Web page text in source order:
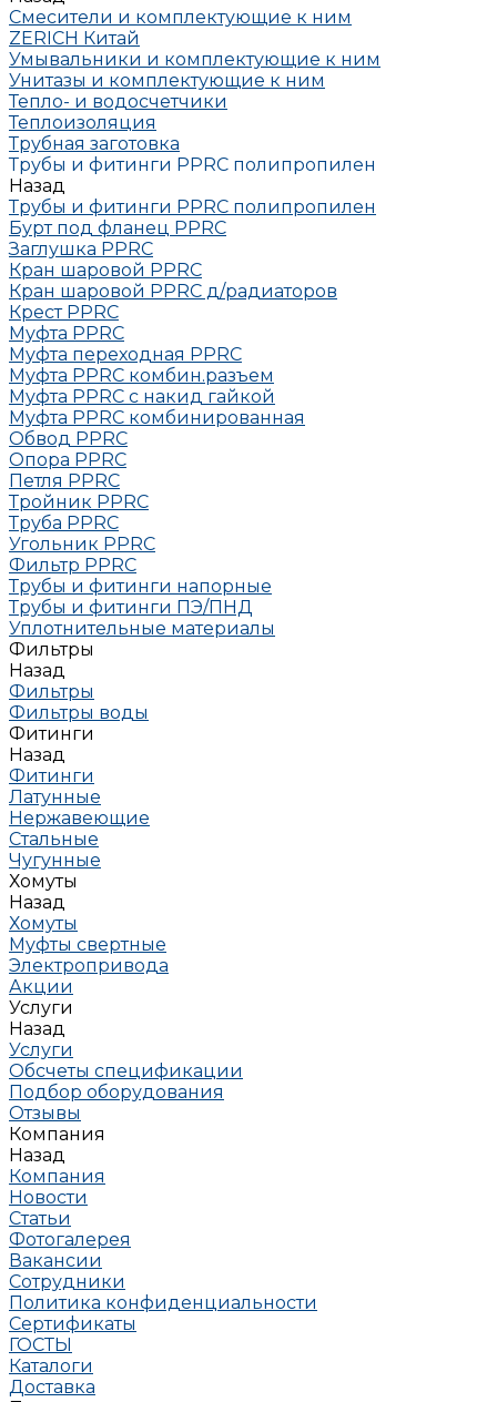
Смесители и комплектующие к ним
ZERICH Китай
Умывальники и комплектующие к ним
Унитазы и комплектующие к ним
Тепло- и водосчетчики
Теплоизоляция
Трубная заготовка
Трубы и фитинги PPRC полипропилен
Назад
Трубы и фитинги PPRC полипропилен
Бурт под фланец РРRC
Заглушка РРRC
Кран шаровой PPRC
Кран шаровой PPRC д/радиаторов
Крест PPRC
Муфта PPRC
Муфта переходная PPRC
Муфта РРRC комбин.разъем
Муфта PPRC с накид гайкой
Муфта РРRC комбинированная
Обвод РРRC
Опора РРRC
Петля РРRC
Тройник РРRC
Труба РРRC
Угольник РРRC
Фильтр PPRC
Трубы и фитинги напорные
Трубы и фитинги ПЭ/ПНД
Уплотнительные материалы
Фильтры
Назад
Фильтры
Фильтры воды
Фитинги
Назад
Фитинги
Латунные
Нержавеющие
Стальные
Чугунные
Хомуты
Назад
Хомуты
Муфты свертные
Электропривода
Акции
Услуги
Назад
Услуги
Обсчеты спецификации
Подбор оборудования
Отзывы
Компания
Назад
Компания
Новости
Статьи
Фотогалерея
Вакансии
Сотрудники
Политика конфиденциальности
Сертификаты
ГОСТЫ
Каталоги
Доставка